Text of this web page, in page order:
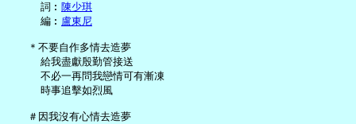
     詞︰
陳少琪
     編︰
盧東尼
   ＊不要自作多情去造夢
     給我盡獻殷勤管接送
     不必一再問我戀情可有漸凍
     時事追擊如烈風
   ＃因我沒有心情去造夢